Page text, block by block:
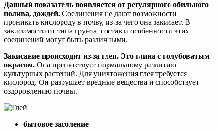
Данный показатель появляется от регулярного обильного
полива, дождей. Соединения не дают возможности
проникать кислороду в почву, из-за чего она закисает. В
зависимости от типа грунта, состав и особенности этих
соединений могут быть различными.
Закисание происходит из-за глея. Это глина с голубоватым
окрасом. Она препятствует нормальному развитию
культурных растений. Для уничтожения глея требуется
кислород. Он разрушает вредные вещества и способствует
оздоровлению почвы.
бытовое засоление